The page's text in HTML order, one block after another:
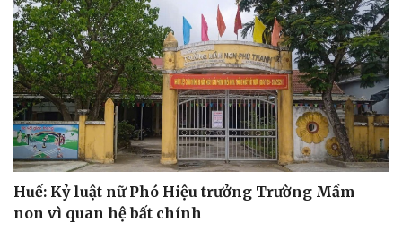
Huế: Kỷ luật nữ Phó Hiệu trưởng Trường Mầm
non vì quan hệ bất chính